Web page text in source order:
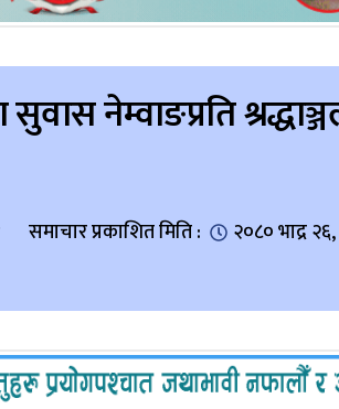
सुवास नेम्वाङप्रति
समाचार प्रकाशित मिति : २०८० भाद्र